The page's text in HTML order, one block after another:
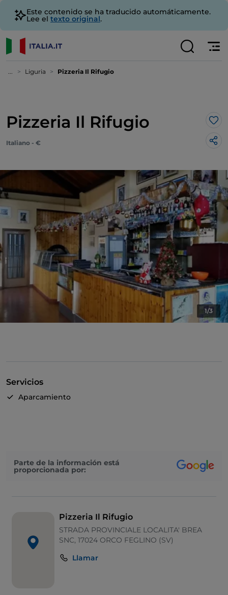
Este contenido se ha traducido automáticamente.
Lee el texto original.
... Liguria Pizzeria Il Rifugio
Pizzeria Il Rifugio Me
Italiano - €
1/3
Servicios
Aparcamiento
Parte de la información está
proporcionada por:
Pizzeria Il Rifugio
STRADA PROVINCIALE LOCALITA' BREA
SNC, 17024 ORCO FEGLINO (SV)
Llamar